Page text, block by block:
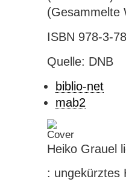
(Gesammelte
ISBN 978-3-
Quelle: DNB
biblio-net
mab2
Heiko Grauel
: ungekürztes